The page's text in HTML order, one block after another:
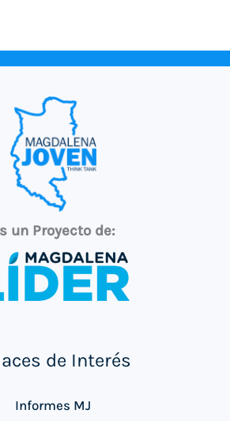
un Proyecto de:
de Interés
Informes MJ